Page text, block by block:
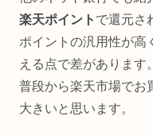
楽天ポイント で還元さ
ポイントの汎用性が高
える点で差があります。
普段から楽天市場でお
大きいと思います。